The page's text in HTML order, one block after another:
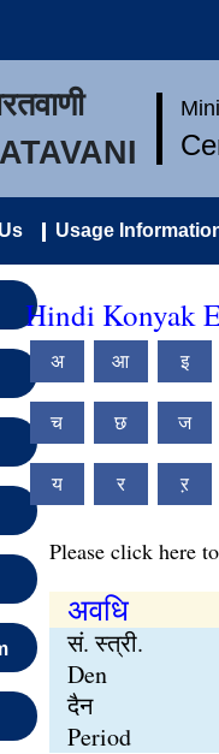
Usage
Hindi Konyak
अ आ इ
च छ ज
य र ऱ
Please click here
अवधि
सं. स्त्री.
Den
दैन
Period